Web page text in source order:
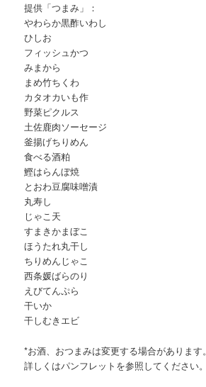
提供「つまみ」：
やわらか黒酢いわし
ひしお
フィッシュかつ
みまから
まめ竹ちくわ
カタオカいも作
野菜ピクルス
土佐鹿肉ソーセージ
釜揚げちりめん
食べる酒粕
鰹はらんぼ焼
とおわ豆腐味噌漬
丸寿し
じゃこ天
すまきかまぼこ
ほうたれ丸干し
ちりめんじゃこ
西条媛ばらのり
えびてんぷら
干いか
干しむきエビ
*お酒、おつまみは変更する場合があります。
詳しくはパンフレットを参照してください。